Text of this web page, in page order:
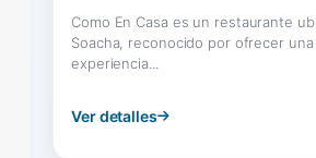
Como En Casa es un restaurante
Soacha, reconocido por ofrecer
experiencia...
Ver detalles